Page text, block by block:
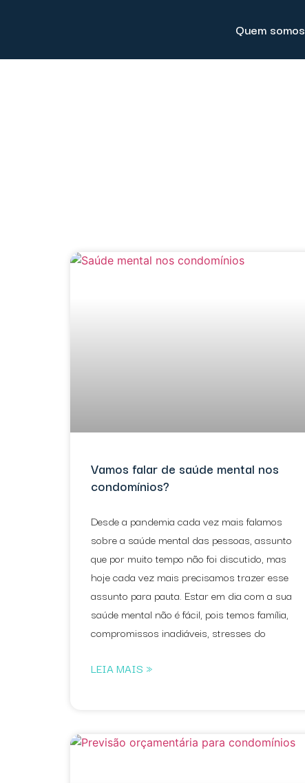
Quem somos
Vamos falar de saúde mental nos
condomínios?
Desde a pandemia cada vez mais falamos
sobre a saúde mental das pessoas, assunto
que por muito tempo não foi discutido, mas
hoje cada vez mais precisamos trazer esse
assunto para pauta. Estar em dia com a sua
saúde mental não é fácil, pois temos família,
compromissos inadiáveis, stresses do
LEIA MAIS »